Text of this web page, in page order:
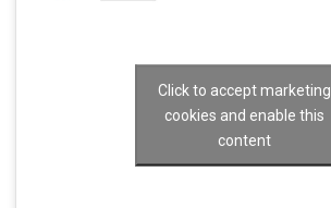
Click to accept marketing
cookies and enable this
content